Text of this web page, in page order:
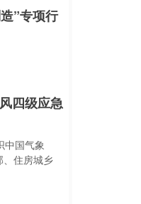
”专项行
四级应急
中国气象
、住房城乡